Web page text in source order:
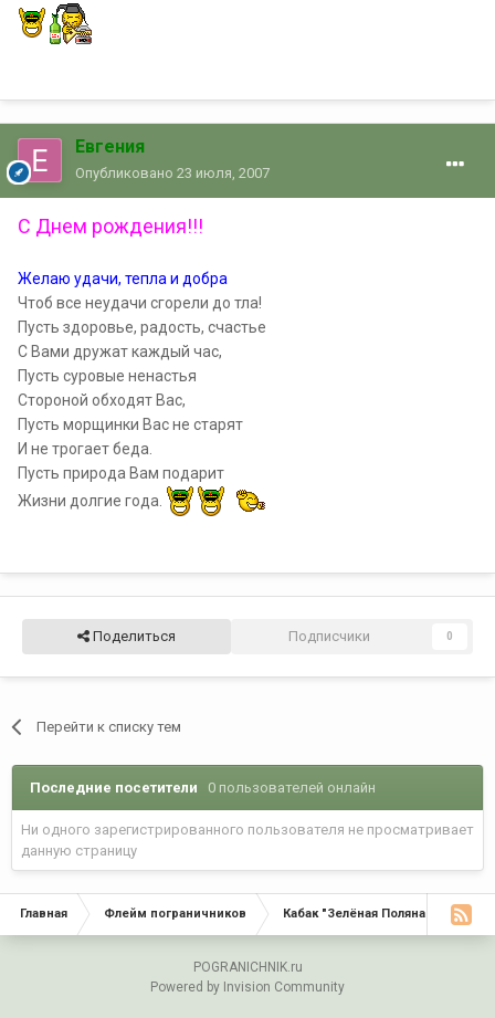
Евгения
Опубликовано 23 июля, 2007
С Днем рождения!!!
Желаю удачи, тепла и добра
Чтоб все неудачи сгорели до тла!
Пусть здоровье, радость, счастье
С Вами дружат каждый час,
Пусть суровые ненастья
Стороной обходят Вас,
Пусть морщинки Вас не старят
И не трогает беда.
Пусть природа Вам подарит
Жизни долгие года.
Поделиться Подписчики 0
Перейти к списку тем
Последние посетители 0 пользователей онлайн
Ни одного зарегистрированного пользователя не просматривает
данную страницу
Главная Флейм пограничников Кабак "Зелёная Поляна"
POGRANICHNIK.ru
Powered by Invision Community